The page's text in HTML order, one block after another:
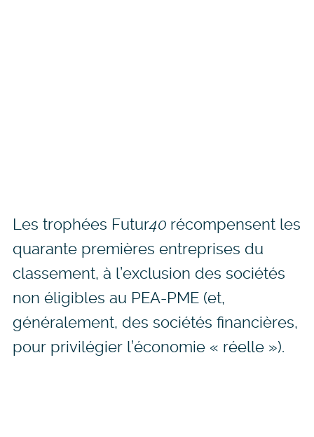
Les trophées Futur40 récompensent les
quarante premières entreprises du
classement, à l’exclusion des sociétés
non éligibles au PEA-PME (et,
généralement, des sociétés financières,
pour privilégier l’économie « réelle »).